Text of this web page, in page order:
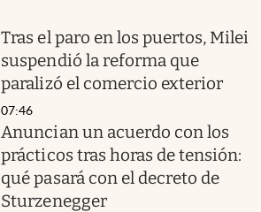
Tras el paro en los puertos, Milei
suspendió la reforma que
paralizó el comercio exterior
07:46
Anuncian un acuerdo con los
prácticos tras horas de tensión:
qué pasará con el decreto de
Sturzenegger